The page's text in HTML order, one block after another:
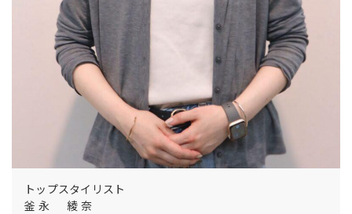
トップスタイリスト
釜永 綾奈